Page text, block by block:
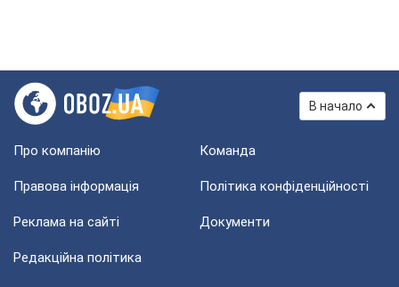
В начало
Про компанію Команда
Правова інформація Політика конфіденційності
Реклама на сайті Документи
Редакційна політика